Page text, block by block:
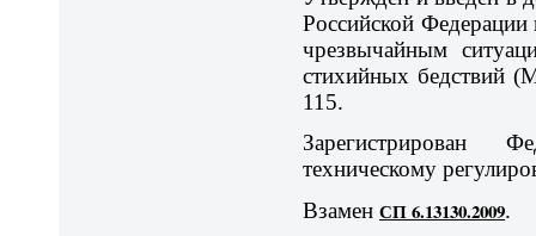
Российской
чрезвычайным
стихийных бедствий
115.
Зарегистрирован
техническому
ВзаменСП 6.13130.2009.